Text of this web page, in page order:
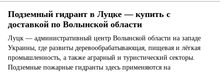
Подземный гидрант в Луцке — купить с
доставкой по Волынской области
Луцк — административный центр Волынской области на западе
Украины, где развиты деревообрабатывающая, пищевая и лёгкая
промышленность, а также аграрный и туристический секторы.
Подземные пожарные гидранты здесь применяются на